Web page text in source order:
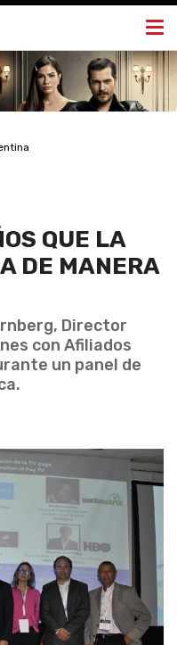
QUE LA
DE MANERA
Director
con Afiliados
un panel de